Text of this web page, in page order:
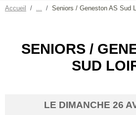
Accueil Seniors / Geneston AS Sud
SENIORS /
SUD
LE DIMANCHE 26